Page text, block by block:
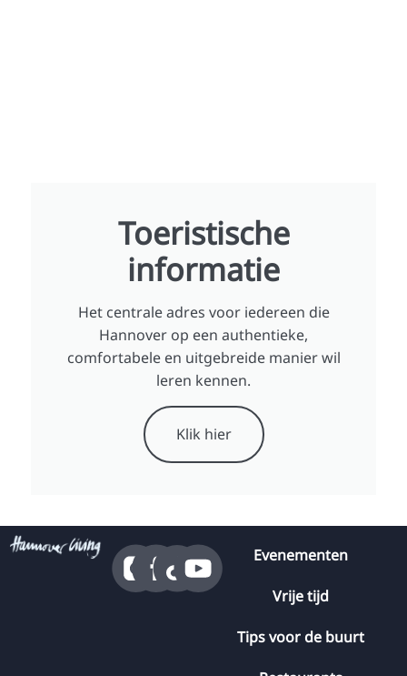
Toeristische
informatie
Het centrale adres voor iedereen die
Hannover op een authentieke,
comfortabele en uitgebreide manier wil
leren kennen.
Klik hier
Evenementen
Vrije tijd
Tips voor de buurt